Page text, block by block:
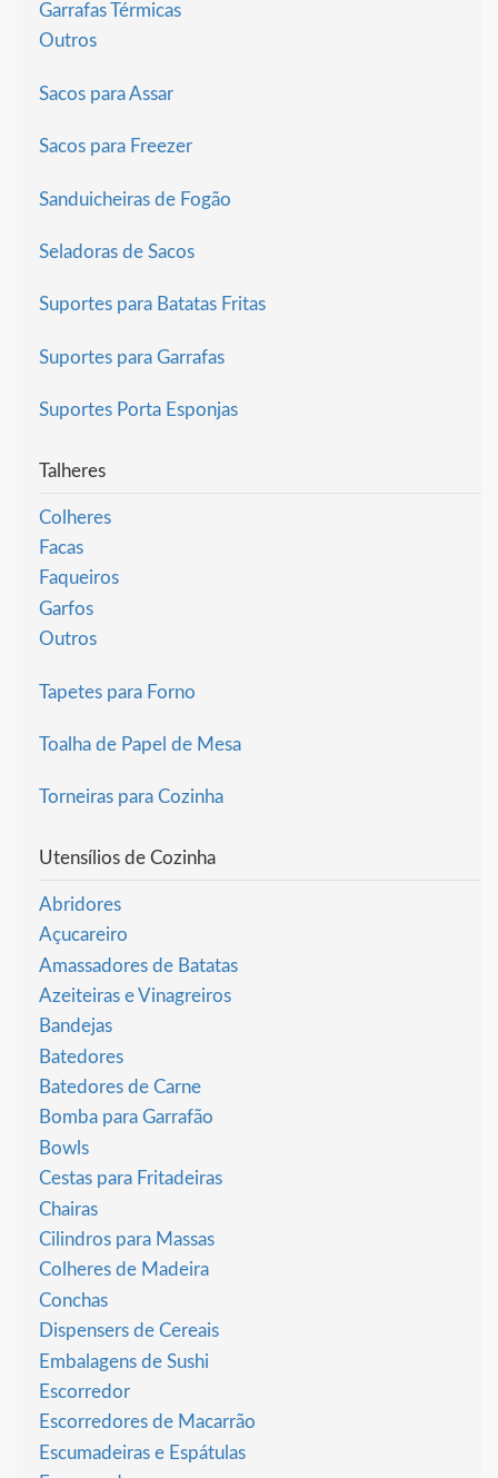
Garrafas Térmicas
Outros
Sacos para Assar
Sacos para Freezer
Sanduicheiras de Fogão
Seladoras de Sacos
Suportes para Batatas Fritas
Suportes para Garrafas
Suportes Porta Esponjas
Talheres
Colheres
Facas
Faqueiros
Garfos
Outros
Tapetes para Forno
Toalha de Papel de Mesa
Torneiras para Cozinha
Utensílios de Cozinha
Abridores
Açucareiro
Amassadores de Batatas
Azeiteiras e Vinagreiros
Bandejas
Batedores
Batedores de Carne
Bomba para Garrafão
Bowls
Cestas para Fritadeiras
Chairas
Cilindros para Massas
Colheres de Madeira
Conchas
Dispensers de Cereais
Embalagens de Sushi
Escorredor
Escorredores de Macarrão
Escumadeiras e Espátulas